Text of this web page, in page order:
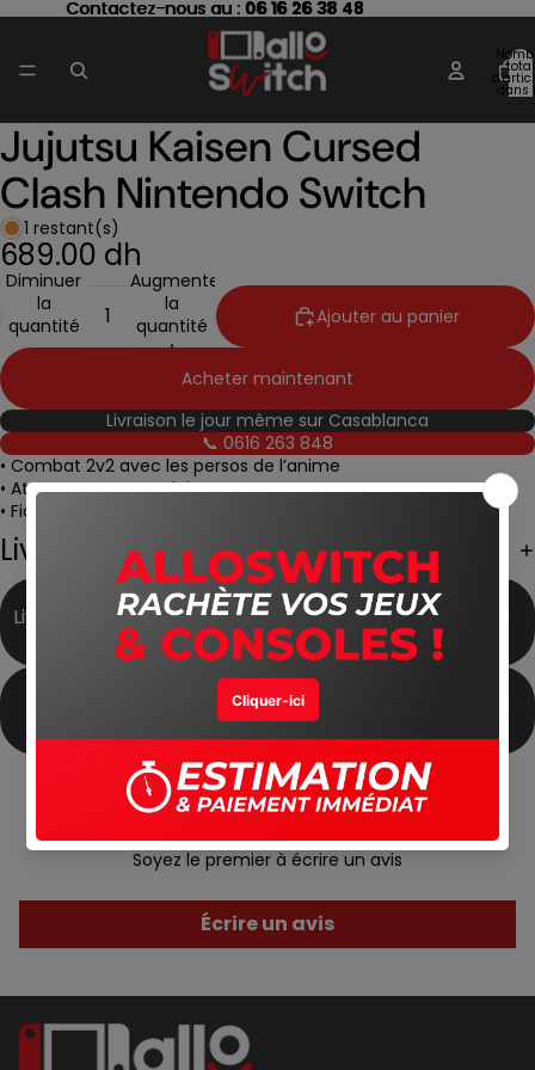
Contactez-nous au : 06 16 26 38 48
Contactez-nous au : 06 16 26 38 48
total
dans
Ouvrir
l’image
en
plein
écran
Jujutsu Kaisen Cursed
Clash Nintendo Switch
1 restant(s)
689.00 dh
Diminuer
la
quantité
Augmenter
la
quantité
Ajouter au panier
Acheter maintenant
Livraison le jour même sur Casablanca
📞 0616 263 848
• Combat 2v2 avec les persos de l’anime
• Attaques spectaculaires
• Fidèle à l’univers original
Livraison Gratuite
Livraison Gratuite partout
au Maroc
Meilleur Prix du Marché
Produits Authentiques Satisfait ou Remboursé
Avis Clients
Soyez le premier à écrire un avis
Écrire un avis